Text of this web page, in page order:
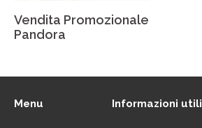
Vendita Promozionale
Pandora
Menu Informazioni utili